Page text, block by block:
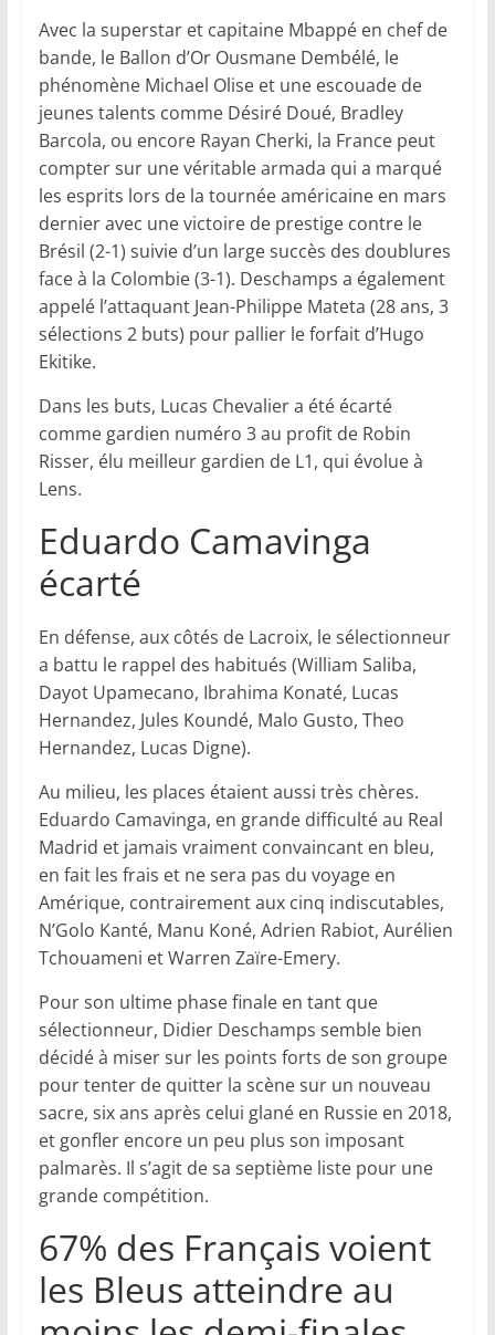
Avec la superstar et capitaine Mbappé en chef de
bande, le Ballon d’Or Ousmane Dembélé, le
phénomène Michael Olise et une escouade de
jeunes talents comme Désiré Doué, Bradley
Barcola, ou encore Rayan Cherki, la France peut
compter sur une véritable armada qui a marqué
les esprits lors de la tournée américaine en mars
dernier avec une victoire de prestige contre le
Brésil (2-1) suivie d’un large succès des doublures
face à la Colombie (3-1). Deschamps a également
appelé l’attaquant Jean-Philippe Mateta (28 ans, 3
sélections 2 buts) pour pallier le forfait d’Hugo
Ekitike.
Dans les buts, Lucas Chevalier a été écarté
comme gardien numéro 3 au profit de Robin
Risser, élu meilleur gardien de L1, qui évolue à
Lens.
Eduardo Camavinga
écarté
En défense, aux côtés de Lacroix, le sélectionneur
a battu le rappel des habitués (William Saliba,
Dayot Upamecano, Ibrahima Konaté, Lucas
Hernandez, Jules Koundé, Malo Gusto, Theo
Hernandez, Lucas Digne).
Au milieu, les places étaient aussi très chères.
Eduardo Camavinga, en grande difficulté au Real
Madrid et jamais vraiment convaincant en bleu,
en fait les frais et ne sera pas du voyage en
Amérique, contrairement aux cinq indiscutables,
N’Golo Kanté, Manu Koné, Adrien Rabiot, Aurélien
Tchouameni et Warren Zaïre-Emery.
Pour son ultime phase finale en tant que
sélectionneur, Didier Deschamps semble bien
décidé à miser sur les points forts de son groupe
pour tenter de quitter la scène sur un nouveau
sacre, six ans après celui glané en Russie en 2018,
et gonfler encore un peu plus son imposant
palmarès. Il s’agit de sa septième liste pour une
grande compétition.
67% des Français voient
les Bleus atteindre au